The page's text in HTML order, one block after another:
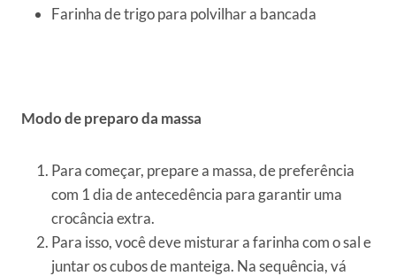
Farinha de trigo para polvilhar a bancada
Modo de preparo da massa
Para começar, prepare a massa, de preferência
com 1 dia de antecedência para garantir uma
crocância extra.
Para isso, você deve misturar a farinha com o sal e
juntar os cubos de manteiga. Na sequência, vá